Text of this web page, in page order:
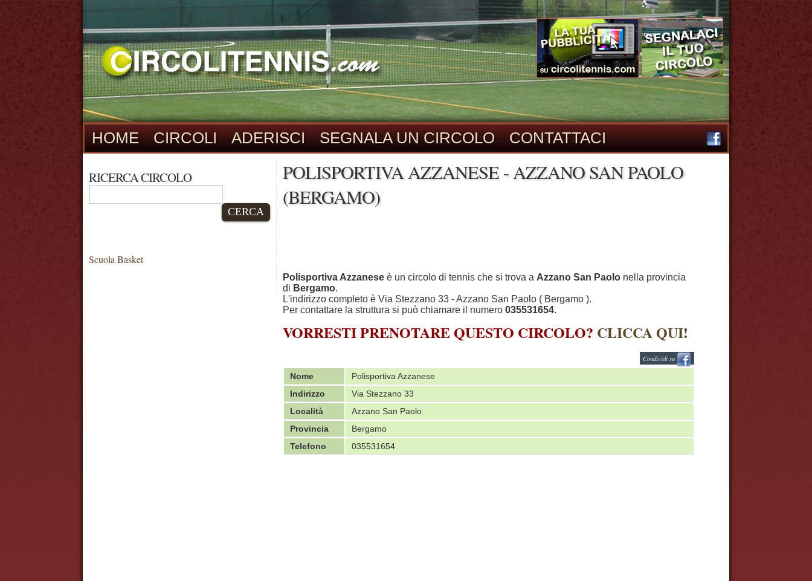
HOME CIRCOLI ADERISCI SEGNALA UN CIRCOLO CONTATTACI
RICERCA CIRCOLO
CERCA
Scuola Basket
POLISPORTIVA AZZANESE - AZZANO SAN PAOLO
(BERGAMO)
Polisportiva Azzanese è un circolo di tennis che si trova a Azzano San Paolo nella provincia
di Bergamo.
L'indirizzo completo è Via Stezzano 33 - Azzano San Paolo ( Bergamo ).
Per contattare la struttura si può chiamare il numero 035531654.
VORRESTI PRENOTARE QUESTO CIRCOLO? CLICCA QUI!
Condividi su
Nome
Polisportiva Azzanese
Indirizzo
Via Stezzano 33
Località
Azzano San Paolo
Provincia
Bergamo
Telefono
035531654